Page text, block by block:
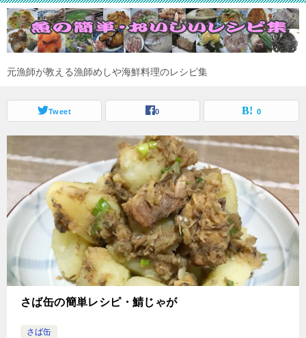
元漁師が教える漁師めしや海鮮料理のレシピ集
Tweet 0 0
さば缶の簡単レシピ・鯖じゃが
さば缶